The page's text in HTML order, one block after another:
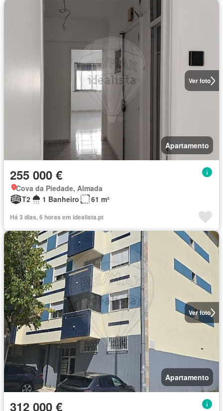
Ver foto
Apartamento
255 000 €
Cova da Piedade, Almada
T2
1 Banheiro 61 m²
Há 3 dias, 6 horas em idealista.pt
Ver foto
Apartamento
312 000 €